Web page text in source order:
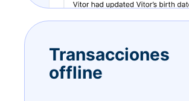
Transacciones
offline